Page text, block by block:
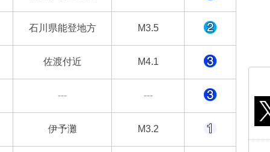
石川県能登地方 M3.5
佐渡付近 M4.1
--- ---
伊予灘 M3.2